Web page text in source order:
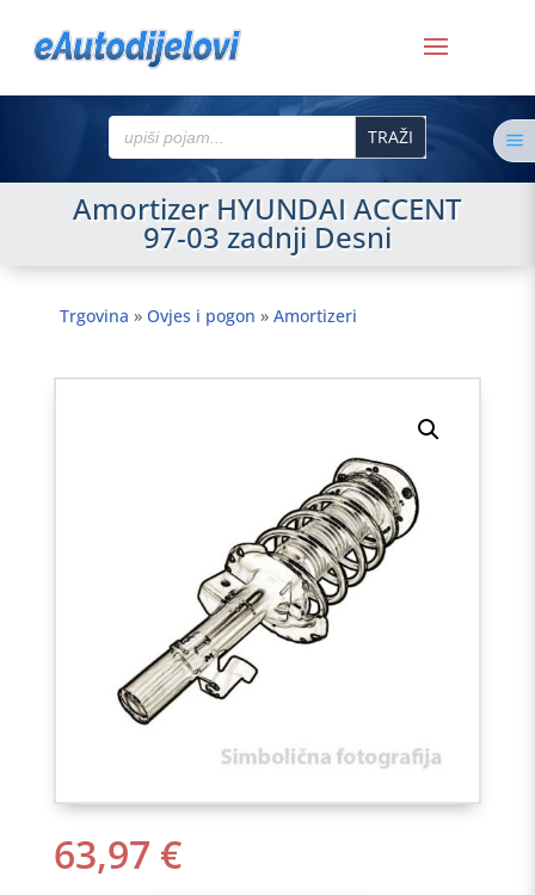
Search
for:
Amortizer HYUNDAI ACCENT
97-03 zadnji Desni
Trgovina » Ovjes i pogon » Amortizeri
63,97 €
a